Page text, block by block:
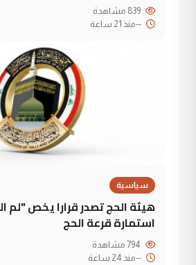
--منذ 21 ساعة
سياسية
هيئة الحج تصدر قرارا يخص
استمارة قرعة الحج
--منذ 24 ساعة